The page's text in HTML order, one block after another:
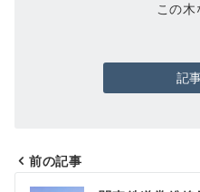
この木
記
投
前の記事